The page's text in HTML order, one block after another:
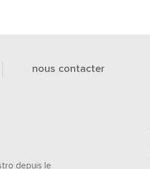
nous contacter
depuis le